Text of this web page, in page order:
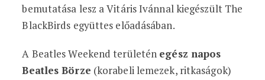
bemutatása lesz a Vitáris Ivánnal kiegészült The
BlackBirds együttes előadásában.
A Beatles Weekend területén egész napos
Beatles Börze (korabeli lemezek, ritkaságok)